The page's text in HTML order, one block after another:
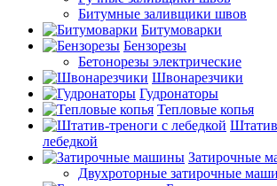
Битумные заливщики швов
Битумоварки
Бензорезы
Бетонорезы электрические
Швонарезчики
Гудронаторы
Тепловые копья
лебедкой
Затирочные
Двухроторные затирочные